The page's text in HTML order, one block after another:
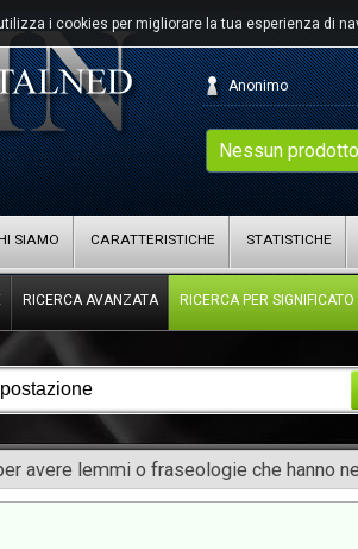
i cookies per migliorare la tua esperienza di
Nessun
Anonimo
SIAMO CARATTERISTICHE STATISTICHE
RICERCA AVANZATA RICERCA PER SIGNIFICATO
avere lemmi o fraseologie che hanno